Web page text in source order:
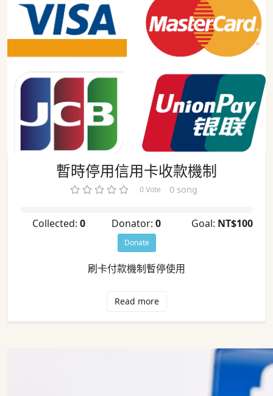
暫時停用信用卡收款機制
暫時停用信用卡收款機制
0 Vote 0 song
Collected: 0 Donator:0 Goal: NT$100
Donate
刷卡付款機制暫停使用
Read more